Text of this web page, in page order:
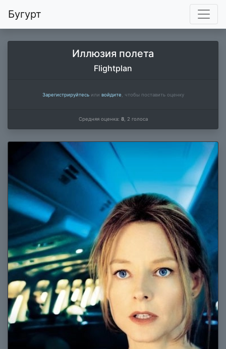
Бугурт
Иллюзия полета
Flightplan
Зарегистрируйтесьили войдите , чтобы поставить оценку
Средняя оценка: 8, 2 голоса